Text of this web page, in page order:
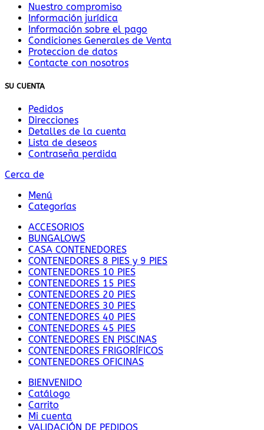
Nuestro compromiso
Información jurídica
Información sobre el pago
Condiciones Generales de Venta
Proteccion de datos
Contacte con nosotros
SU CUENTA
Pedidos
Direcciones
Detalles de la cuenta
Lista de deseos
Contraseña perdida
Cerca de
Menú
Categorías
ACCESORIOS
BUNGALOWS
CASA CONTENEDORES
CONTENEDORES 8 PIES y 9 PIES
CONTENEDORES 10 PIES
CONTENEDORES 15 PIES
CONTENEDORES 20 PIES
CONTENEDORES 30 PIES
CONTENEDORES 40 PIES
CONTENEDORES 45 PIES
CONTENEDORES EN PISCINAS
CONTENEDORES FRIGORÍFICOS
CONTENEDORES OFICINAS
BIENVENIDO
Catálogo
Carrito
Mi cuenta
VALIDACIÓN DE PEDIDOS